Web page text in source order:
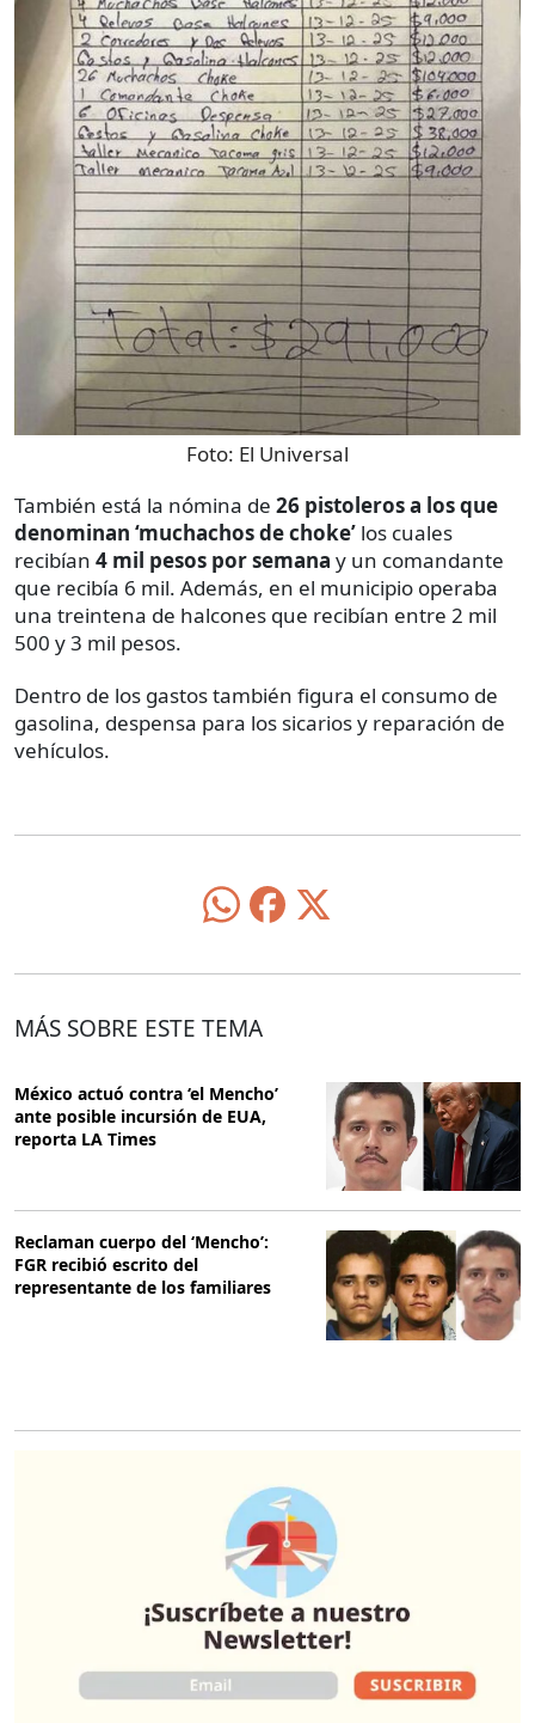
Foto: El Universal
También está la nómina de 26 pistoleros a los que
denominan ‘muchachos de choke’ los cuales
recibían 4 mil pesos por semana y un comandante
que recibía 6 mil. Además, en el municipio operaba
una treintena de halcones que recibían entre 2 mil
500 y 3 mil pesos.
Dentro de los gastos también figura el consumo de
gasolina, despensa para los sicarios y reparación de
vehículos.
MÁS SOBRE ESTE TEMA
México actuó contra ‘el Mencho’
ante posible incursión de EUA,
reporta LA Times
Reclaman cuerpo del ‘Mencho’:
FGR recibió escrito del
representante de los familiares